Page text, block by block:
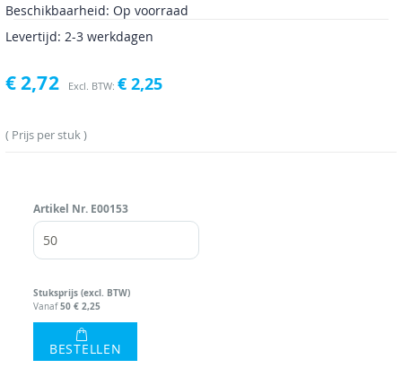
Beschikbaarheid: Op voorraad
Levertijd: 2-3 werkdagen
€ 2,72 € 2,25
Prijs per stuk
Artikel Nr. E00153
Stuksprijs (excl. BTW)
Vanaf50 € 2,25
BESTELLEN